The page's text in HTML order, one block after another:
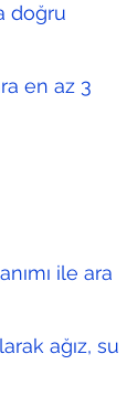
doğru
en az 3
ile ara
ağız, su